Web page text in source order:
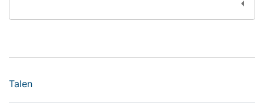
Talen